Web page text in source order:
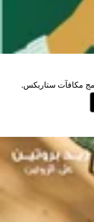
مكافآت ستاربكس.